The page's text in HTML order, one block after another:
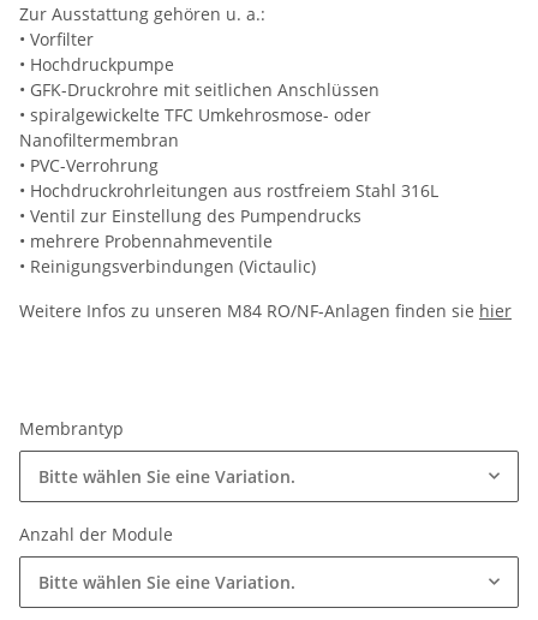
Zur Ausstattung gehören u. a.:
• Vorfilter
• Hochdruckpumpe
• GFK-Druckrohre mit seitlichen Anschlüssen
• spiralgewickelte TFC Umkehrosmose- oder
Nanofiltermembran
• PVC-Verrohrung
• Hochdruckrohrleitungen aus rostfreiem Stahl 316L
• Ventil zur Einstellung des Pumpendrucks
• mehrere Probennahmeventile
• Reinigungsverbindungen (Victaulic)
Weitere Infos zu unseren M84 RO/NF-Anlagen finden sie hier
Membrantyp
Bitte wählen Sie eine Variation.
Anzahl der Module
Bitte wählen Sie eine Variation.